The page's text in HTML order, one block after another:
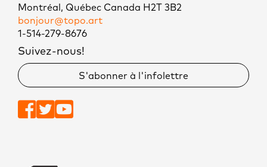
Montréal, Québec Canada H2T 3B2
bonjour@topo.art
1-514-279-8676
Suivez-nous!
S'abonner à l'infolettre